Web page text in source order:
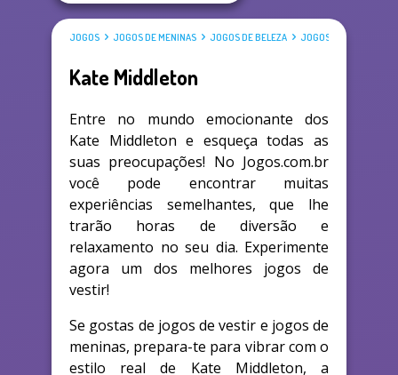
JOGOS JOGOS DE MENINAS JOGOS DE BELEZA JOGOS DE VESTIR
Kate Middleton
Entre no mundo emocionante dos
Kate Middleton e esqueça todas as
suas preocupações! No Jogos.com.br
você pode encontrar muitas
experiências semelhantes, que lhe
trarão horas de diversão e
relaxamento no seu dia. Experimente
agora um dos melhores jogos de
vestir!
Se gostas de jogos de vestir e jogos de
meninas, prepara-te para vibrar com o
estilo real de Kate Middleton, a